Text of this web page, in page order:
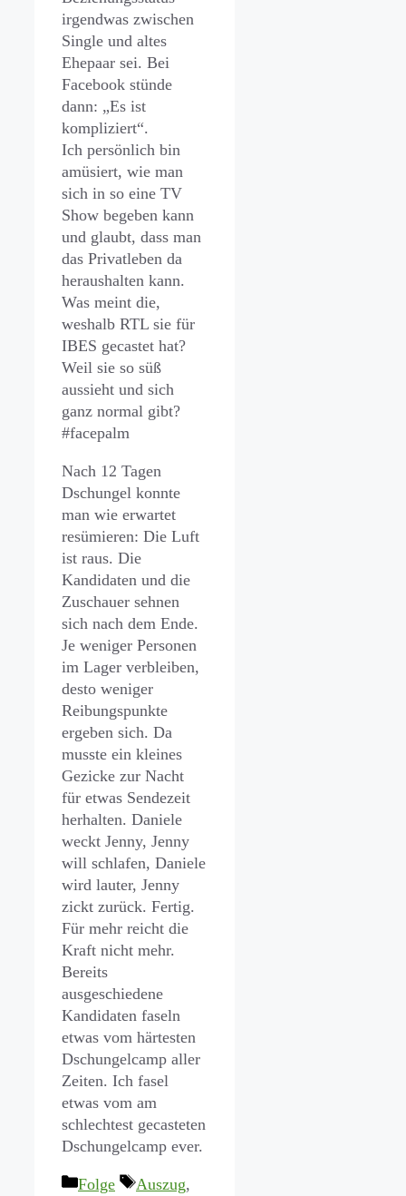
irgendwas zwischen
Single und altes
Ehepaar sei. Bei
Facebook stünde
dann: „Es ist
kompliziert“.
Ich persönlich bin
amüsiert, wie man
sich in so eine TV
Show begeben kann
und glaubt, dass man
das Privatleben da
heraushalten kann.
Was meint die,
weshalb RTL sie für
IBES gecastet hat?
Weil sie so süß
aussieht und sich
ganz normal gibt?
#facepalm
Nach 12 Tagen
Dschungel konnte
man wie erwartet
resümieren: Die Luft
ist raus. Die
Kandidaten und die
Zuschauer sehnen
sich nach dem Ende.
Je weniger Personen
im Lager verbleiben,
desto weniger
Reibungspunkte
ergeben sich. Da
musste ein kleines
Gezicke zur Nacht
für etwas Sendezeit
herhalten. Daniele
weckt Jenny, Jenny
will schlafen, Daniele
wird lauter, Jenny
zickt zurück. Fertig.
Für mehr reicht die
Kraft nicht mehr.
Bereits
ausgeschiedene
Kandidaten faseln
etwas vom härtesten
Dschungelcamp aller
Zeiten. Ich fasel
etwas vom am
schlechtest gecasteten
Dschungelcamp ever.
Kategorien
Folge Schlagwörter
Auszug,